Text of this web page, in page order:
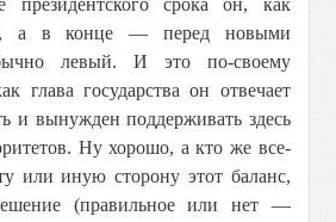
президентского срока он, как
а в конце — перед новыми
левый. И это по-своему
глава государства он отвечает
и вынужден поддерживать здесь
Ну хорошо, а кто же все-
или иную сторону этот баланс,
(правильное или нет —